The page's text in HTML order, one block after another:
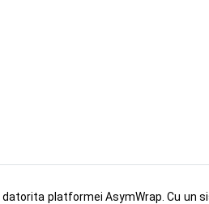
platformei AsymWrap. Cu un